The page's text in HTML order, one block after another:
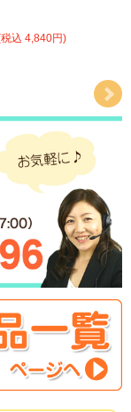
込 4,840円)